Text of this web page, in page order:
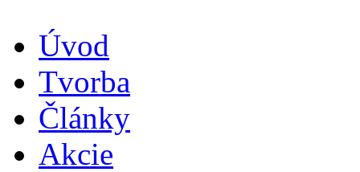
Úvod
Tvorba
Články
Akcie